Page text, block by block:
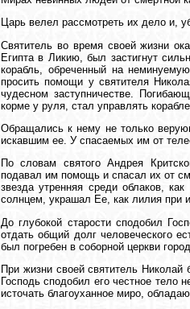
Царь велел рассмотреть их дело и,
Святитель во время своей жизни
Египта в Ликию, был застигнут
корабль, обреченный на
просить помощи у святителя
чудесном заступничестве.
корме у руля, стал управлять
Обращались к нему не только
искавшим ее. У спасаемых им от
По словам святого Андрея
подавал им помощь и спасал их от
звезда утренняя среди облаков,
солнцем, украшал Ее, как лилия при
До глубокой старости сподобил
отдать общий долг человеческого
был погребен в соборной церкви
При жизни своей святитель
Господь сподобил его честное
источать благоуханное миро,